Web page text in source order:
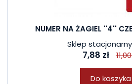
NUMER NA ŻAGIEL ''4''
Sklep
7,88 zł
Do koszyka